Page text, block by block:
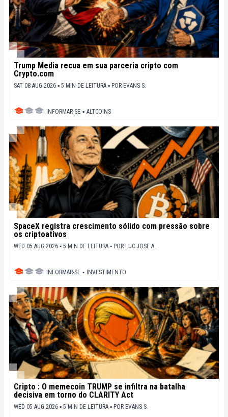
Trump Media recua em sua parceria cripto com
Crypto.com
SAT 08 AUG 2026 ▪ 5 MIN DE LEITURA ▪ POR EVANS S.
INFORMAR-SE ▪ ALTCOINS
SpaceX registra crescimento sólido com pressão sobre
os criptoativos
WED 05 AUG 2026 ▪ 5 MIN DE LEITURA ▪ POR LUC JOSE A.
INFORMAR-SE ▪ INVESTIMENTO
Cripto : O memecoin TRUMP se infiltra na batalha
decisiva em torno do CLARITY Act
WED 05 AUG 2026 ▪ 5 MIN DE LEITURA ▪ POR EVANS S.